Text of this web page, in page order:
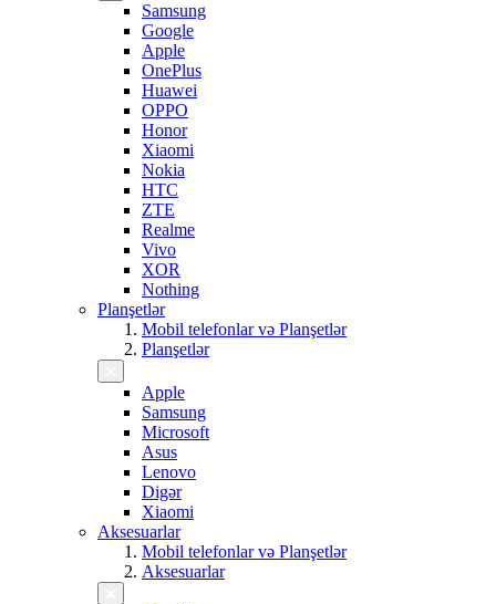
Samsung
Google
Apple
OnePlus
Huawei
OPPO
Honor
Xiaomi
Nokia
HTC
ZTE
Realme
Vivo
XOR
Nothing
Planşetlər
Mobil telefonlar və Planşetlər
Planşetlər
Apple
Samsung
Microsoft
Asus
Lenovo
Digər
Xiaomi
Aksesuarlar
Mobil telefonlar və Planşetlər
Aksesuarlar